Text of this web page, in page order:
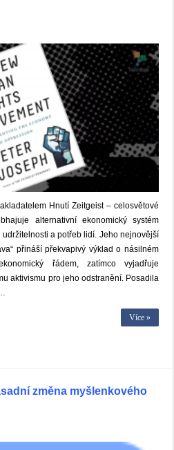
Hnutí Zeitgeist – celosvětové
alternativní ekonomický systém
a potřeb lidí. Jeho nejnovější
přináší překvapivý výklad o násilném
řádem, zatímco vyjadřuje
aktivismu pro jeho odstranění. Posadila
Více »
změna myšlenkového